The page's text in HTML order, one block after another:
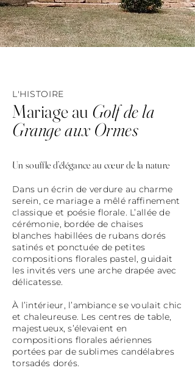
L'HISTOIRE
Mariage au Golf de la
Grange aux Ormes
Un souffle d’élégance au cœur de la nature
Dans un écrin de verdure au charme
serein, ce mariage a mêlé raffinement
classique et poésie florale. L’allée de
cérémonie, bordée de chaises
blanches habillées de rubans dorés
satinés et ponctuée de petites
compositions florales pastel, guidait
les invités vers une arche drapée avec
délicatesse.
À l’intérieur, l’ambiance se voulait chic
et chaleureuse. Les centres de table,
majestueux, s’élevaient en
compositions florales aériennes
portées par de sublimes candélabres
torsadés dorés.